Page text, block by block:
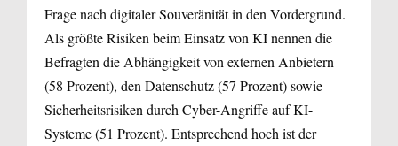
Frage nach digitaler Souveränität in den Vordergrund.
Als größte Risiken beim Einsatz von KI nennen die
Befragten die Abhängigkeit von externen Anbietern
(58 Prozent), den Datenschutz (57 Prozent) sowie
Sicherheitsrisiken durch Cyber-Angriffe auf KI-
Systeme (51 Prozent). Entsprechend hoch ist der